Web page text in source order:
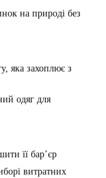
на природі без
яка захоплює з
одяг для
її бар’єр
витратних